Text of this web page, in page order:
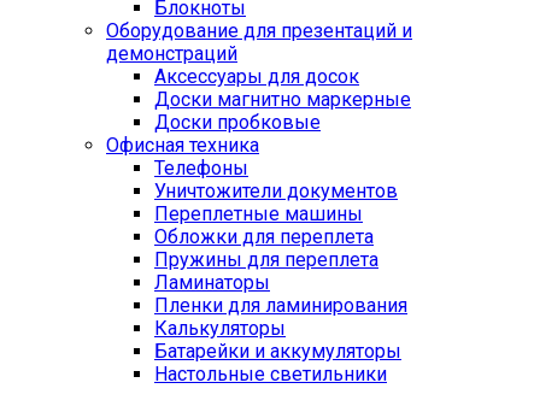
Блокноты
Оборудование для презентаций и
демонстраций
Аксессуары для досок
Доски магнитно маркерные
Доски пробковые
Офисная техника
Телефоны
Уничтожители документов
Переплетные машины
Обложки для переплета
Пружины для переплета
Ламинаторы
Пленки для ламинирования
Калькуляторы
Батарейки и аккумуляторы
Настольные светильники